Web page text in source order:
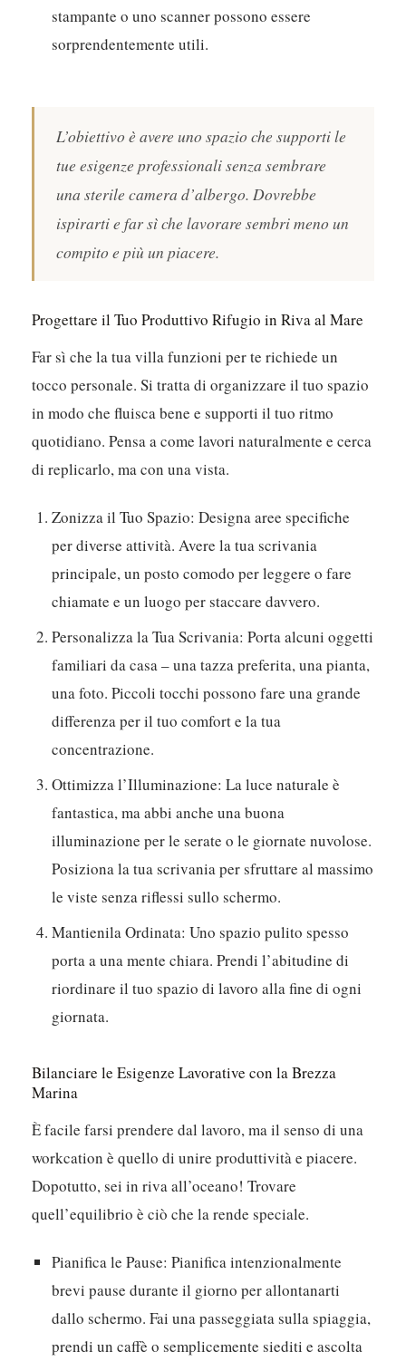
stampante o uno scanner possono essere
sorprendentemente utili.
L’obiettivo è avere uno spazio che supporti le
tue esigenze professionali senza sembrare
una sterile camera d’albergo. Dovrebbe
ispirarti e far sì che lavorare sembri meno un
compito e più un piacere.
Progettare il Tuo Produttivo Rifugio in Riva al Mare
Far sì che la tua villa funzioni per te richiede un
tocco personale. Si tratta di organizzare il tuo spazio
in modo che fluisca bene e supporti il tuo ritmo
quotidiano. Pensa a come lavori naturalmente e cerca
di replicarlo, ma con una vista.
Zonizza il Tuo Spazio: Designa aree specifiche
per diverse attività. Avere la tua scrivania
principale, un posto comodo per leggere o fare
chiamate e un luogo per staccare davvero.
Personalizza la Tua Scrivania: Porta alcuni oggetti
familiari da casa – una tazza preferita, una pianta,
una foto. Piccoli tocchi possono fare una grande
differenza per il tuo comfort e la tua
concentrazione.
Ottimizza l’Illuminazione: La luce naturale è
fantastica, ma abbi anche una buona
illuminazione per le serate o le giornate nuvolose.
Posiziona la tua scrivania per sfruttare al massimo
le viste senza riflessi sullo schermo.
Mantienila Ordinata: Uno spazio pulito spesso
porta a una mente chiara. Prendi l’abitudine di
riordinare il tuo spazio di lavoro alla fine di ogni
giornata.
Bilanciare le Esigenze Lavorative con la Brezza
Marina
È facile farsi prendere dal lavoro, ma il senso di una
workcation è quello di unire produttività e piacere.
Dopotutto, sei in riva all’oceano! Trovare
quell’equilibrio è ciò che la rende speciale.
Pianifica le Pause: Pianifica intenzionalmente
brevi pause durante il giorno per allontanarti
dallo schermo. Fai una passeggiata sulla spiaggia,
prendi un caffè o semplicemente siediti e ascolta